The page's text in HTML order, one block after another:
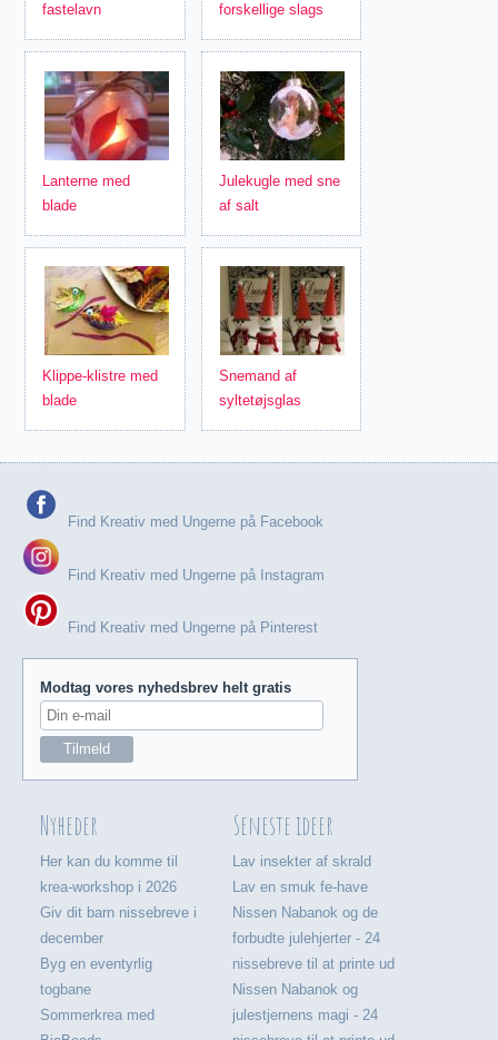
fastelavn
forskellige slags
Lanterne med
blade
Julekugle med sne
af salt
Klippe-klistre med
blade
Snemand af
syltetøjsglas
Find Kreativ med Ungerne på Facebook
Find Kreativ med Ungerne på Instagram
Find Kreativ med Ungerne på Pinterest
Modtag vores nyhedsbrev helt gratis
Nyheder
Her kan du komme til
krea-workshop i 2026
Giv dit barn nissebreve i
december
Byg en eventyrlig
togbane
Sommerkrea med
Seneste ideer
Lav insekter af skrald
Lav en smuk fe-have
Nissen Nabanok og de
forbudte julehjerter - 24
nissebreve til at printe ud
Nissen Nabanok og
julestjernens magi - 24